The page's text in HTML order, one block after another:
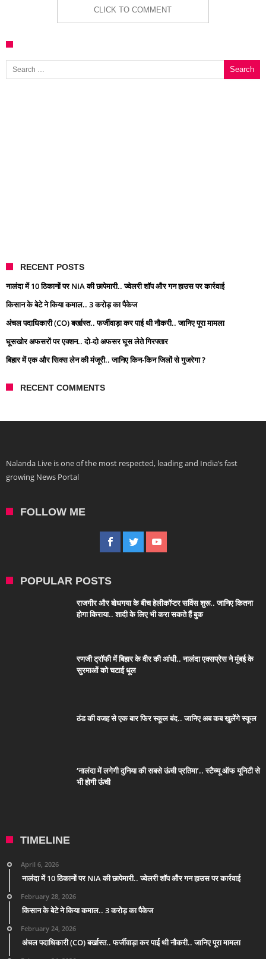
CLICK TO COMMENT
Search for:
RECENT POSTS
नालंदा में 10 ठिकानों पर NIA की छापेमारी.. ज्वेलरी शॉप और गन हाउस पर कार्रवाई
किसान के बेटे ने किया कमाल.. 3 करोड़ का पैकेज
अंचल पदाधिकारी (CO) बर्खास्त.. फर्जीवाड़ा कर पाई थी नौकरी.. जानिए पूरा मामला
घूसखोर अफसरों पर एक्शन.. दो-दो अफसर घूस लेते गिरफ्तार
बिहार में एक और सिक्स लेन की मंजूरी.. जानिए किन-किन जिलों से गुजरेगा ?
RECENT COMMENTS
Nalanda Live is one of the most respected, leading and India’s fast
growing News Portal
FOLLOW ME
POPULAR POSTS
राजगीर और बोधगया के बीच हेलीकॉप्टर सर्विस शुरू.. जानिए कितना
होगा किराया.. शादी के लिए भी करा सकते हैं बुक
रणजी ट्रॉफी में बिहार के वीर की आंधी.. नालंदा एक्सप्रेस ने मुंबई के
सुरमाओं को चटाई धूल
ठंड की वजह से एक बार फिर स्कूल बंद.. जानिए अब कब खुलेंगे स्कूल
‘नालंदा में लगेगी दुनिया की सबसे ऊंची प्रतिमा’.. स्टैच्यू ऑफ यूनिटी से
भी होगी ऊंची
TIMELINE
April 6, 2026
नालंदा में 10 ठिकानों पर NIA की छापेमारी.. ज्वेलरी शॉप और गन हाउस पर कार्रवाई
February 28, 2026
किसान के बेटे ने किया कमाल.. 3 करोड़ का पैकेज
February 24, 2026
अंचल पदाधिकारी (CO) बर्खास्त.. फर्जीवाड़ा कर पाई थी नौकरी.. जानिए पूरा मामला